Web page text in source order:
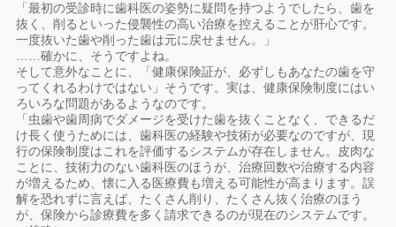
「最初の受診時に歯科医の姿勢に疑問を持つようでしたら、歯を
抜く、削るといった侵襲性の高い治療を控えることが肝心です。
一度抜いた歯や削った歯は元に戻せません。」
……確かに、そうですよね。
そして意外なことに、「健康保険証が、必ずしもあなたの歯を守
ってくれるわけではない」そうです。実は、健康保険制度にはい
ろいろな問題があるようなのです。
「虫歯や歯周病でダメージを受けた歯を抜くことなく、できるだ
け長く使うためには、歯科医の経験や技術が必要なのですが、現
行の保険制度はこれを評価するシステムが存在しません。皮肉な
ことに、技術力のない歯科医のほうが、治療回数や治療する内容
が増えるため、懐に入る医療費も増える可能性が高まります。誤
解を恐れずに言えば、たくさん削り、たくさん抜く治療のほう
が、保険から診療費を多く請求できるのが現在のシステムです。